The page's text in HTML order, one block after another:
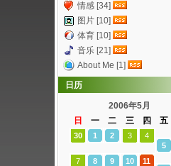
情感 [34]
图片 [10]
体育 [10]
音乐 [21]
About Me [1]
日历
2006年5月
日
一 二 三 四 五
30 1 2 3
4
5
7
8 9 10
11